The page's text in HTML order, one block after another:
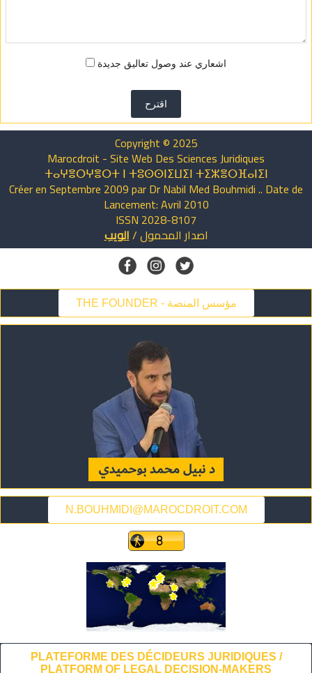
اشعاري عند وصول تعاليق جديدة
اقترح
Copyright © 2025
Marocdroit - Site Web Des Sciences Juridiques
ⵜⴰⵖⴻⵔⵖⴻⵔⵜ ⵏ ⵜⵓⵙⵙⵏⵉⵡⵉⵏ ⵜⵉⵣⴻⵔⴼⴰⵏⵉⵏ
Créer en Septembre 2009 par Dr Nabil Med Bouhmidi .. Date de
Lancement: Avril 2010
ISSN 2028-8107
اصدار المحمول/الويب
THE FOUNDER - مؤسس المنصة
N.BOUHMIDI@MAROCDROIT.COM
PLATEFORME DES DÉCIDEURS JURIDIQUES /
PLATFORM OF LEGAL DECISION-MAKERS